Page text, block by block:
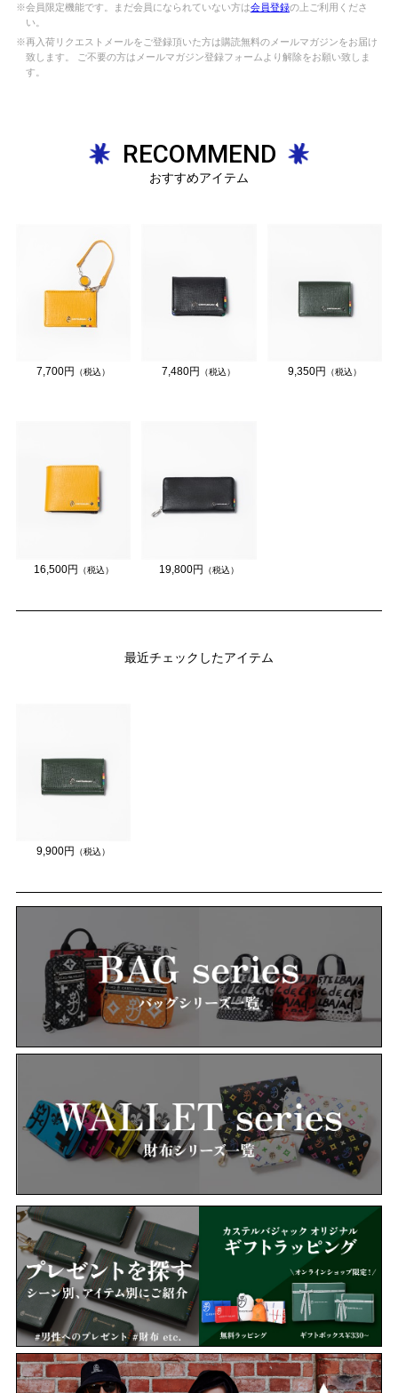
※会員限定機能です。まだ会員になられていない方は会員登録の上ご利用くださ
い。
※再入荷リクエストメールをご登録頂いた方は購読無料のメールマガジンをお届け
致します。 ご不要の方はメールマガジン登録フォームより解除をお願い致しま
す。
RECOMMEND
おすすめアイテム
7,700円 （税込） 7,480円 （税込） 9,350円 （税込）
16,500円 （税込） 19,800円 （税込）
最近チェックしたアイテム
9,900円 （税込）